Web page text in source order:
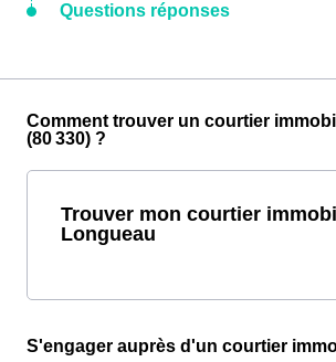
Questions réponses
Comment trouver un courtier
(80 330) ?
Trouver mon courtier
Longueau
S'engager auprès d'un courtier